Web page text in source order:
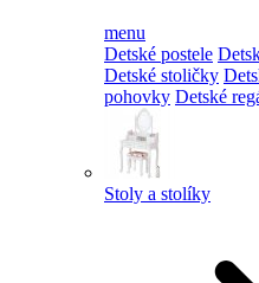
menu
Detské postele
Detské stoličky
pohovky Detské
Stoly a stolíky